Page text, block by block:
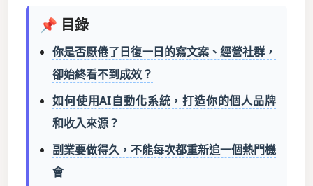
📌 目錄
你是否厭倦了日復一日的寫文案、經營社群，
卻始終看不到成效？
如何使用AI自動化系統，打造你的個人品牌
和收入來源？
副業要做得久，不能每次都重新追一個熱門機
會